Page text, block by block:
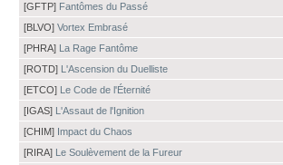
[GFTP] Fantômes du Passé
[BLVO] Vortex Embrasé
[PHRA] La Rage Fantôme
[ROTD] L'Ascension du Duelliste
[ETCO] Le Code de l'Éternité
[IGAS] L'Assaut de l'Ignition
[CHIM] Impact du Chaos
[RIRA] Le Soulèvement de la Fureur